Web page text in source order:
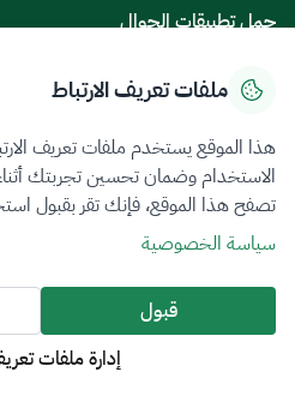
حمل تطبيقات الجوال
سياسة الخصوصيةشروط الاستخدامخريطة
جميع الحقوق محفوظة 2026 © ZATCA.GOV.SA
تم تطويره وصيانته بواسطة هيئة الزكاة
آخر تحديث للموقع في
ملفات تعريف الارتباط
هذا الموقع يستخدم ملفات تعريف
الاستخدام وضمان تحسين تجربتك
تصفح هذا الموقع، فإنك تقر بقبول
سياسة الخصوصية
قبول
إدارة ملفات